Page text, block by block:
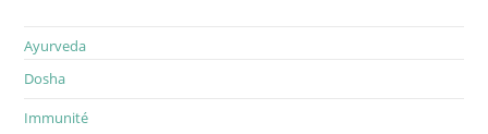
Ayurveda
Dosha
Immunité